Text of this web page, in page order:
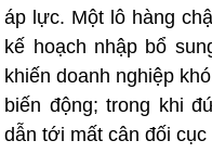
áp lực. Một lô hàng
kế hoạch nhập bổ
khiến doanh nghiệp
biến động; trong khi
dẫn tới mất cân đối